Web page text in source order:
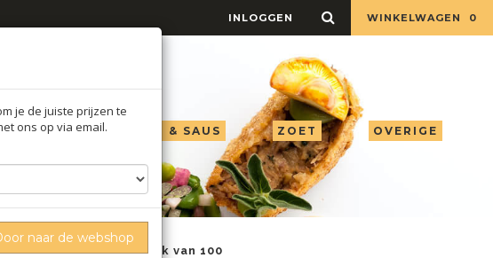
WINKELWAGEN 0
INLOGGEN
OLIE AZIJN & SAUS ZOET OVERIGE
blauwe stropdas pak van 100
je de juiste prijzen te
ons op via email.
naar de webshop